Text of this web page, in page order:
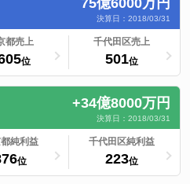
75億6000万円
決算日：2018/03/31
都売上
位
キングへ 千代田区売上
501位
ランキングへ
+34億8000万円
決算日：2018/03/31
純利益
位
キングへ 千代田区純利益
223位
ランキングへ